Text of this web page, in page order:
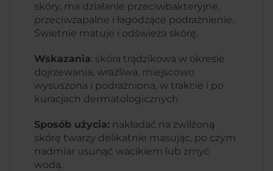
skóry, ma działanie przeciwbakteryjne,
przeciwzapalne i łagodzące podrażnienie.
Świetnie matuje i odświeża skórę.
Wskazania: skóra trądzikowa w okresie
dojrzewania, wrażliwa, miejscowo
wysuszona i podrażniona, w trakcie i po
kuracjach dermatologicznych
Sposób użycia: nakładać na zwilżoną
skórę twarzy delikatnie masując, po czym
nadmiar usunąć wacikiem lub zmyć
wodą.